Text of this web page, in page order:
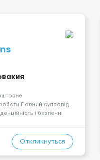
супровід
і безпечні
вас
відгук, і ми
Откликнуться